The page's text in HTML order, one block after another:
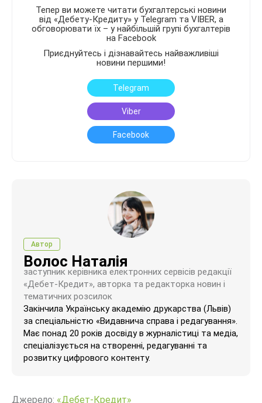
Тепер ви можете читати бухгалтерські новини
від «Дебету-Кредиту» у Telegram та VIBER, а
обговорювати їх – у найбільшій групі бухгалтерів
на Facebook
Приєднуйтесь і дізнавайтесь найважливіші
новини першими!
Telegram
Viber
Facebook
Автор
Волос Наталія
заступник керівника електронних сервісів редакції
«Дебет-Кредит», авторка та редакторка новин і
тематичних розсилок
Закінчила Українську академію друкарства (Львів)
за спеціальністю «Видавнича справа і редагування».
Має понад 20 років досвіду в журналістиці та медіа,
спеціалізується на створенні, редагуванні та
розвитку цифрового контенту.
Джерело: «Дебет-Кредит»